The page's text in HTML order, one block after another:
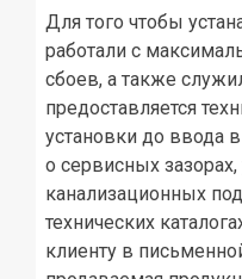
Для того чтобы
работали с
сбоев, а также
предоставляется
установки до ввода
о сервисных
канализационных
технических
клиенту в